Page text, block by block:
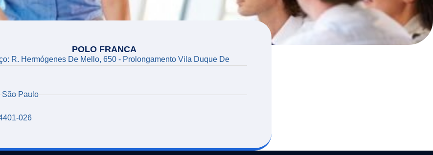
POLO FRANCA
R. Hermógenes De Mello, 650 - Prolongamento Vila Duque De
São Paulo
026